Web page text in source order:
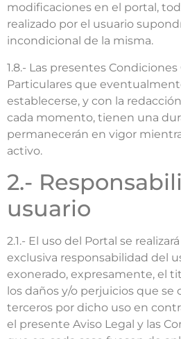
modificaciones en el portal,
realizado por el usuario
incondicional de la misma.
1.8.- Las presentes Condiciones
Particulares que
establecerse, y con la
cada momento, tienen una
permanecerán en vigor
activo.
2.-
usuario
2.1.- El uso del Portal se
exclusiva responsabilidad del
exonerado, expresamente, el
los daños y/o perjuicios que se
terceros por dicho uso en
el presente Aviso Legal y las